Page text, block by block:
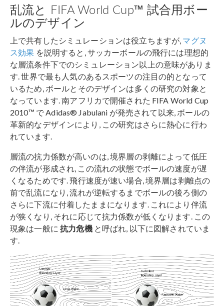
乱流と FIFA World Cup™ 試合用ボー
ルのデザイン
上で共有したシミュレーションは役立ちますが, マグヌ
ス効果 を説明すると, サッカーボールの飛行には理想的
な層流条件下でのシミュレーション以上の意味がありま
す. 世界で最も人気のあるスポーツの注目の的となって
いるため, ボールとそのデザインは多くの研究の対象と
なっています. 南アフリカで開催された FIFA World Cup
2010™ で Adidas® Jabulani が発売されて以来, ボールの
革新的なデザインにより, この研究はさらに熱心に行わ
れています.
層流の抗力係数が高いのは, 境界層の剥離によって低圧
の伴流が形成され, この流れの状態でボールの速度が遅
くなるためです. 飛行速度が速い場合, 境界層は剥離点の
前で乱流になり, 流れが逆転するまでボールの後ろ側の
さらに下流に付着したままになります. これにより伴流
が狭くなり, それに応じて抗力係数が低くなります. この
現象は一般に抗力危機と呼ばれ, 以下に図解されていま
す.